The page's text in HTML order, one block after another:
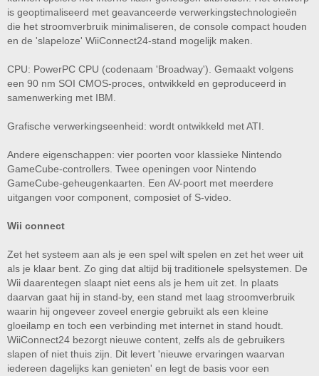
is geoptimaliseerd met geavanceerde verwerkingstechnologieën
die het stroomverbruik minimaliseren, de console compact houden
en de 'slapeloze' WiiConnect24-stand mogelijk maken.
CPU: PowerPC CPU (codenaam 'Broadway'). Gemaakt volgens
een 90 nm SOI CMOS-proces, ontwikkeld en geproduceerd in
samenwerking met IBM.
Grafische verwerkingseenheid: wordt ontwikkeld met ATI.
Andere eigenschappen: vier poorten voor klassieke Nintendo
GameCube-controllers. Twee openingen voor Nintendo
GameCube-geheugenkaarten. Een AV-poort met meerdere
uitgangen voor component, composiet of S-video.
Wii connect
Zet het systeem aan als je een spel wilt spelen en zet het weer uit
als je klaar bent. Zo ging dat altijd bij traditionele spelsystemen. De
Wii daarentegen slaapt niet eens als je hem uit zet. In plaats
daarvan gaat hij in stand-by, een stand met laag stroomverbruik
waarin hij ongeveer zoveel energie gebruikt als een kleine
gloeilamp en toch een verbinding met internet in stand houdt.
WiiConnect24 bezorgt nieuwe content, zelfs als de gebruikers
slapen of niet thuis zijn. Dit levert 'nieuwe ervaringen waarvan
iedereen dagelijks kan genieten' en legt de basis voor een